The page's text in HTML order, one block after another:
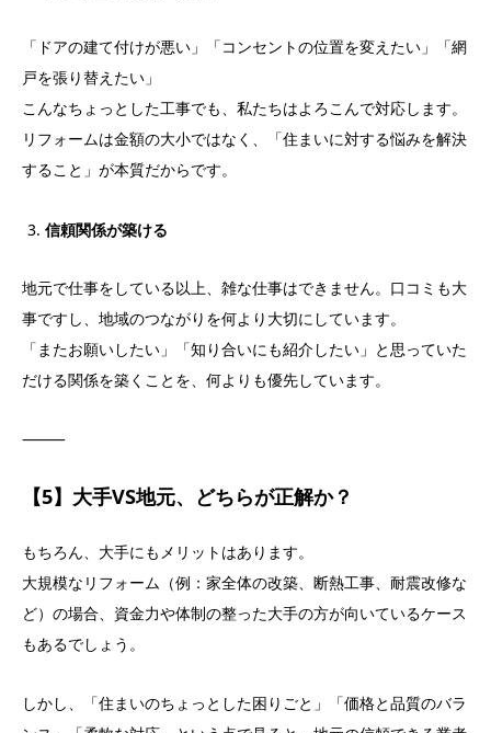
「ドアの建て付けが悪い」「コンセントの位置を変えたい」「網
戸を張り替えたい」
こんなちょっとした工事でも、私たちはよろこんで対応します。
リフォームは金額の大小ではなく、「住まいに対する悩みを解決
すること」が本質だからです。
信頼関係が築ける
地元で仕事をしている以上、雑な仕事はできません。口コミも大
事ですし、地域のつながりを何より大切にしています。
「またお願いしたい」「知り合いにも紹介したい」と思っていた
だける関係を築くことを、何よりも優先しています。
⸻
【5】大手VS地元、どちらが正解か？
もちろん、大手にもメリットはあります。
大規模なリフォーム（例：家全体の改築、断熱工事、耐震改修な
ど）の場合、資金力や体制の整った大手の方が向いているケース
もあるでしょう。
しかし、「住まいのちょっとした困りごと」「価格と品質のバラ